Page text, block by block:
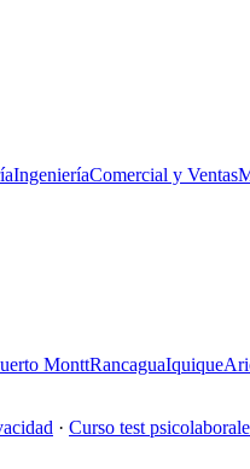
IngenieríaComercial y Ventas
MonttRancaguaIquique
· Curso test